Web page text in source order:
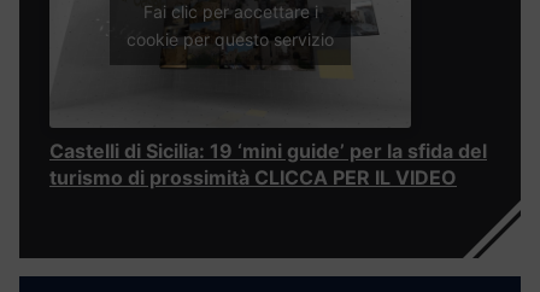
Fai clic per accettare i
cookie per questo servizio
Castelli di Sicilia: 19 ‘mini guide’ per la sfida del
turismo di prossimità CLICCA PER IL VIDEO